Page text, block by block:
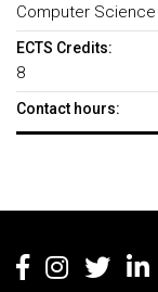
Computer Science
ECTS Credits:
8
Contact hours: